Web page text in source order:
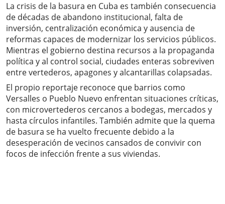
La crisis de la basura en Cuba es también consecuencia
de décadas de abandono institucional, falta de
inversión, centralización económica y ausencia de
reformas capaces de modernizar los servicios públicos.
Mientras el gobierno destina recursos a la propaganda
política y al control social, ciudades enteras sobreviven
entre vertederos, apagones y alcantarillas colapsadas.
El propio reportaje reconoce que barrios como
Versalles o Pueblo Nuevo enfrentan situaciones críticas,
con microvertederos cercanos a bodegas, mercados y
hasta círculos infantiles. También admite que la quema
de basura se ha vuelto frecuente debido a la
desesperación de vecinos cansados de convivir con
focos de infección frente a sus viviendas.